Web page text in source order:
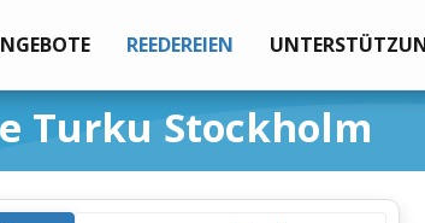
REEDEREIEN
Turku Stockholm